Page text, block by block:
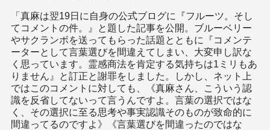
「真麻は翌19日に自身の公式ブログに『フルーツ。そし
てコメントの件。』と題した記事を公開。ブルーベリー
やサクランボを送ってもらった話題とともに『コメンテ
ーターとして言葉選びを間違えてしまい、大変申し訳な
く思っています。霊感商法を肯定する気持ちは1ミリもあ
りません』と訂正と謝罪をしました。しかし、ネット上
ではこのコメントに対しても、《真麻さん、こういう認
識を反省してないって言うんですよ。言葉の選択ではな
く、その選択に至る思考や事実認識そのものが致命的に
間違ってるのですよ》《言葉選びを間違ったのではな